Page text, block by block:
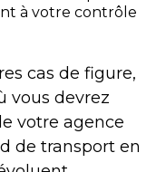
à votre contrôle
cas de figure,
vous devrez
votre agence
de transport en